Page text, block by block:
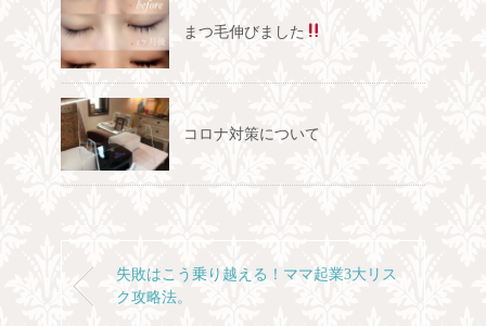
まつ毛伸びました
コロナ対策について
失敗はこう乗り越える！ママ起業3大リス
ク攻略法。